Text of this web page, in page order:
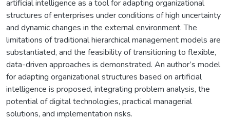
artificial intelligence as a tool for adapting organizational
structures of enterprises under conditions of high uncertainty
and dynamic changes in the external environment. The
limitations of traditional hierarchical management models are
substantiated, and the feasibility of transitioning to flexible,
data-driven approaches is demonstrated. An author’s model
for adapting organizational structures based on artificial
intelligence is proposed, integrating problem analysis, the
potential of digital technologies, practical managerial
solutions, and implementation risks.